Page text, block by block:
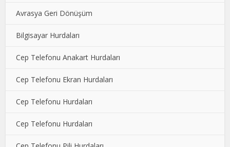
Avrasya Geri Dönüşüm
Bilgisayar Hurdaları
Cep Telefonu Anakart Hurdaları
Cep Telefonu Ekran Hurdaları
Cep Telefonu Hurdaları
Cep Telefonu Hurdaları